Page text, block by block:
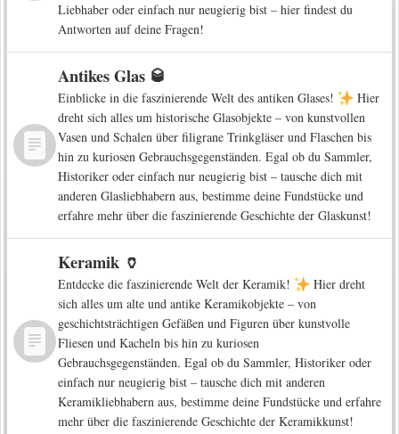
Liebhaber oder einfach nur neugierig bist – hier findest du
Antworten auf deine Fragen!
Antikes Glas 🥃
Einblicke in die faszinierende Welt des antiken Glases!
Hier
dreht sich alles um historische Glasobjekte – von kunstvollen
Vasen und Schalen über filigrane Trinkgläser und Flaschen bis
hin zu kuriosen Gebrauchsgegenständen. Egal ob du Sammler,
Historiker oder einfach nur neugierig bist – tausche dich mit
anderen Glasliebhabern aus, bestimme deine Fundstücke und
erfahre mehr über die faszinierende Geschichte der Glaskunst!
Keramik 🏺
Entdecke die faszinierende Welt der Keramik!
Hier dreht
sich alles um alte und antike Keramikobjekte – von
geschichtsträchtigen Gefäßen und Figuren über kunstvolle
Fliesen und Kacheln bis hin zu kuriosen
Gebrauchsgegenständen. Egal ob du Sammler, Historiker oder
einfach nur neugierig bist – tausche dich mit anderen
Keramikliebhabern aus, bestimme deine Fundstücke und erfahre
mehr über die faszinierende Geschichte der Keramikkunst!